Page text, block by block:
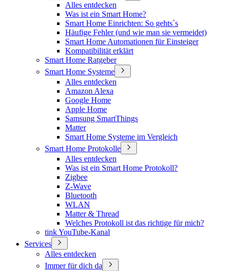
Alles entdecken
Was ist ein Smart Home?
Smart Home Einrichten: So gehts`s
Häufige Fehler (und wie man sie vermeidet)
Smart Home Automationen für Einsteiger
Kompatibilität erklärt
Smart Home Ratgeber
Smart Home Systeme
Alles entdecken
Amazon Alexa
Google Home
Apple Home
Samsung SmartThings
Matter
Smart Home Systeme im Vergleich
Smart Home Protokolle
Alles entdecken
Was ist ein Smart Home Protokoll?
Zigbee
Z-Wave
Bluetooth
WLAN
Matter & Thread
Welches Protokoll ist das richtige für mich?
tink YouTube-Kanal
Services
Alles entdecken
Immer für dich da